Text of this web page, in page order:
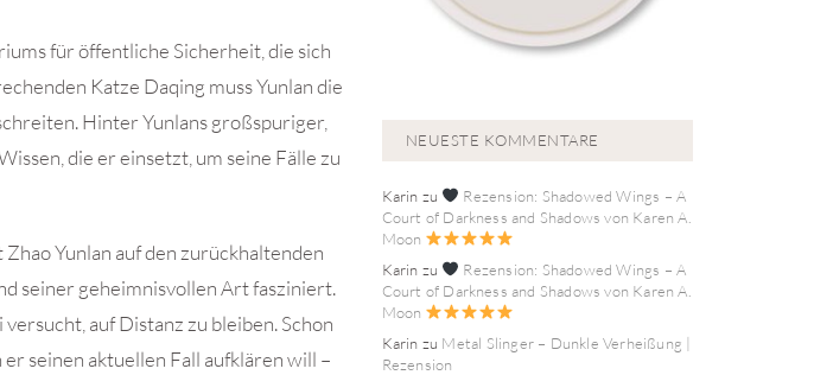
für öffentliche Sicherheit, die sich
Katze Daqing muss Yunlan die
Hinter Yunlans großspuriger,
die er einsetzt, um seine Fälle zu
Yunlan auf den zurückhaltenden
seiner geheimnisvollen Art fasziniert.
auf Distanz zu bleiben. Schon
er seinen aktuellen Fall aufklären will –
NEUESTE KOMMENTARE
Karin zu
Rezension: Shadowed Wings – A
Court of Darkness and Shadows von Karen A.
Moon
Karin zu
Rezension: Shadowed Wings – A
Court of Darkness and Shadows von Karen A.
Moon
Karin zu Metal Slinger – Dunkle Verheißung |
Rezension